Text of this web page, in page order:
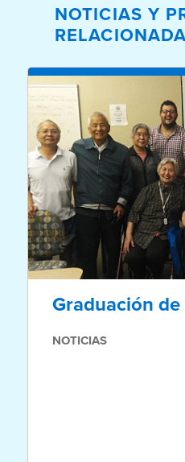
NOTICIAS Y
Graduación
NOTICIAS